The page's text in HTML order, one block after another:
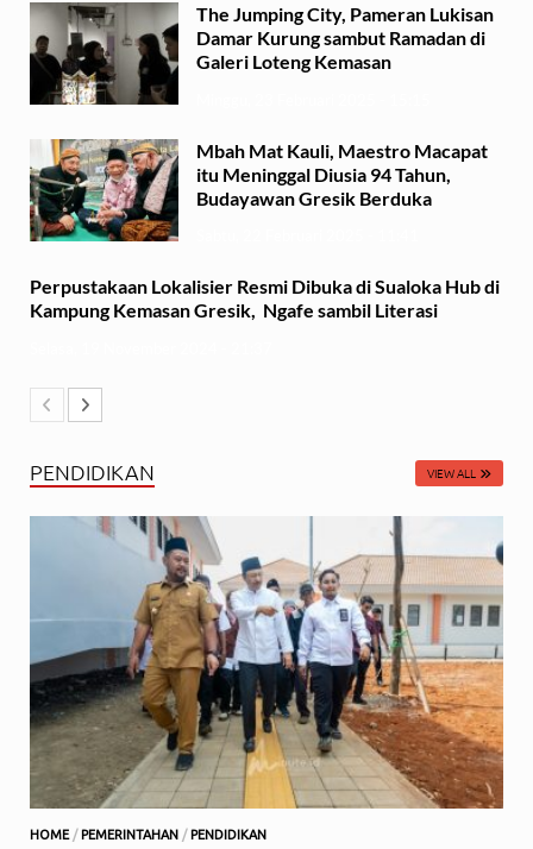
The Jumping City, Pameran Lukisan
Damar Kurung sambut Ramadan di
Galeri Loteng Kemasan
Mbah Mat Kauli, Maestro Macapat
itu Meninggal Diusia 94 Tahun,
Budayawan Gresik Berduka
Perpustakaan Lokalisier Resmi Dibuka di Sualoka Hub di
Kampung Kemasan Gresik, Ngafe sambil Literasi
PENDIDIKAN VIEW ALL
HOME /PEMERINTAHAN /PENDIDIKAN